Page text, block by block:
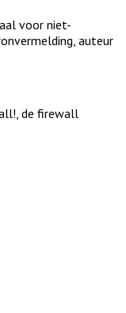
voor niet-
auteur